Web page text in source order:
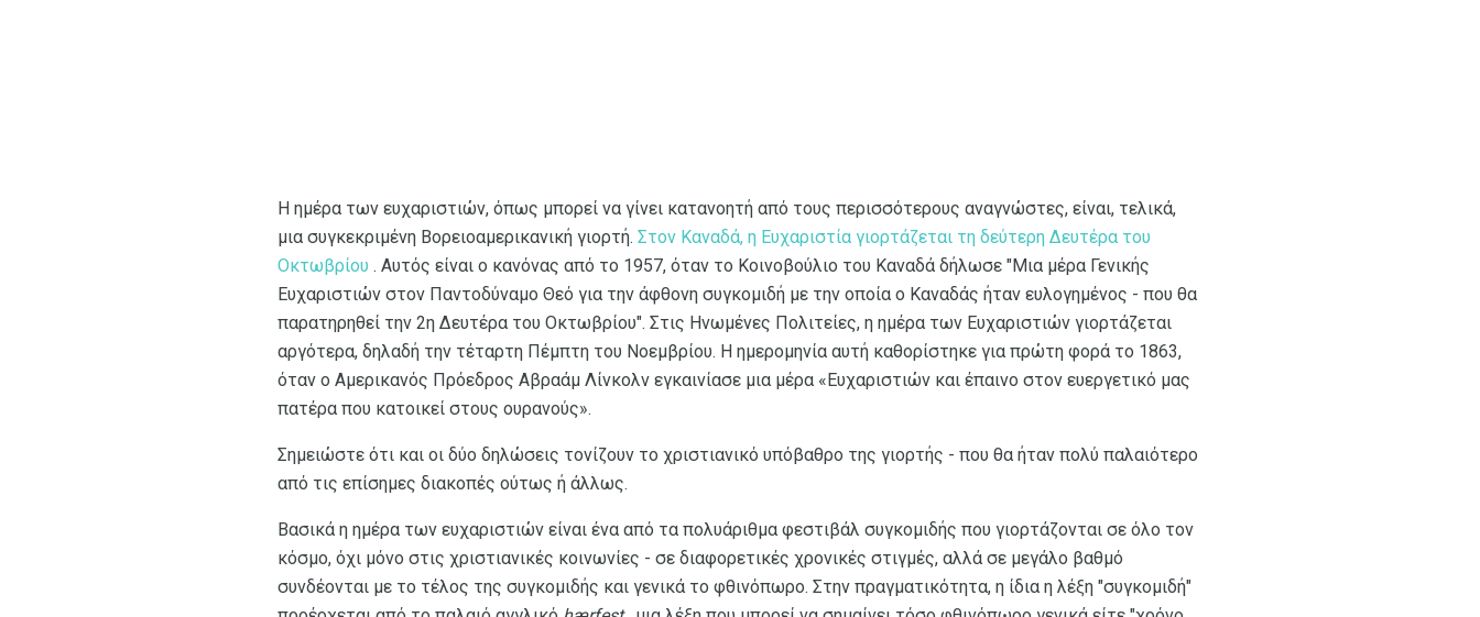
Η ημέρα των ευχαριστιών, όπως μπορεί να γίνει κατανοητή από τους περισσότερους αναγνώστες, είναι, τελικά,
μια συγκεκριμένη Βορειοαμερικανική γιορτή. Στον Καναδά, η Ευχαριστία γιορτάζεται τη δεύτερη Δευτέρα του
Οκτωβρίου . Αυτός είναι ο κανόνας από το 1957, όταν το Κοινοβούλιο του Καναδά δήλωσε "Μια μέρα Γενικής
Ευχαριστιών στον Παντοδύναμο Θεό για την άφθονη συγκομιδή με την οποία ο Καναδάς ήταν ευλογημένος - που θα
παρατηρηθεί την 2η Δευτέρα του Οκτωβρίου". Στις Ηνωμένες Πολιτείες, η ημέρα των Ευχαριστιών γιορτάζεται
αργότερα, δηλαδή την τέταρτη Πέμπτη του Νοεμβρίου. Η ημερομηνία αυτή καθορίστηκε για πρώτη φορά το 1863,
όταν ο Αμερικανός Πρόεδρος Αβραάμ Λίνκολν εγκαινίασε μια μέρα «Ευχαριστιών και έπαινο στον ευεργετικό μας
πατέρα που κατοικεί στους ουρανούς».
Σημειώστε ότι και οι δύο δηλώσεις τονίζουν το χριστιανικό υπόβαθρο της γιορτής - που θα ήταν πολύ παλαιότερο
από τις επίσημες διακοπές ούτως ή άλλως.
Βασικά η ημέρα των ευχαριστιών είναι ένα από τα πολυάριθμα φεστιβάλ συγκομιδής που γιορτάζονται σε όλο τον
κόσμο, όχι μόνο στις χριστιανικές κοινωνίες - σε διαφορετικές χρονικές στιγμές, αλλά σε μεγάλο βαθμό
συνδέονται με το τέλος της συγκομιδής και γενικά το φθινόπωρο. Στην πραγματικότητα, η ίδια η λέξη "συγκομιδή"